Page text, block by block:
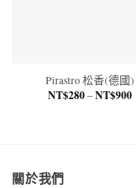
Pirastro 松香(德國)
NT$280–NT$900價
關於我們